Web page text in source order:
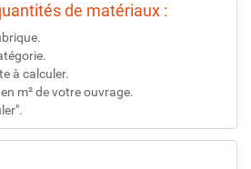
de matériaux :
à calculer.
m² de votre ouvrage.